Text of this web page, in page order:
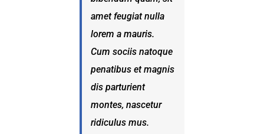
amet feugiat nulla
lorem a mauris.
Cum sociis natoque
penatibus et magnis
dis parturient
montes, nascetur
ridiculus mus.